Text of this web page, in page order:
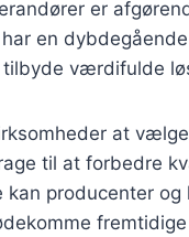
er
en
værdifulde
at
til at forbedre
producenter